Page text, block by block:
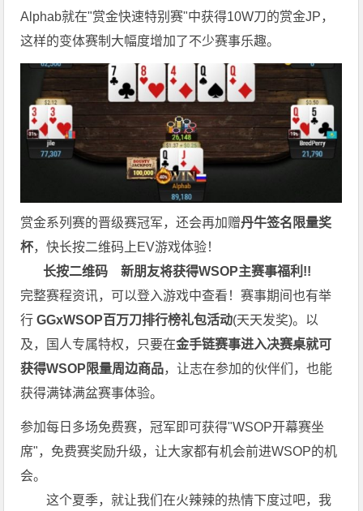
Alphab就在"赏金快速特别赛"中获得10W刀的赏金JP，
这样的变体赛制大幅度增加了不少赛事乐趣。
赏金系列赛的晋级赛冠军，还会再加赠丹牛签名限量奖
杯，快长按二维码上EV游戏体验！
长按二维码新朋友将获得WSOP主赛事福利!!
完整赛程资讯，可以登入游戏中查看！赛事期间也有举
行 GGxWSOP百万刀排行榜礼包活动(天天发奖)。以
及，国人专属特权，只要在金手链赛事进入决赛桌就可
获得WSOP限量周边商品，让志在参加的伙伴们，也能
获得满钵满盆赛事体验。
参加每日多场免费赛，冠军即可获得"WSOP开幕赛坐
席"，免费赛奖励升级，让大家都有机会前进WSOP的机
会。
这个夏季，就让我们在火辣辣的热情下度过吧，我